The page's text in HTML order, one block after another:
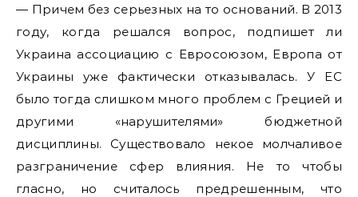
— Причем без серьезных на то оснований. В 2013
году, когда решался вопрос, подпишет ли
Украина ассоциацию с Евросоюзом, Европа от
Украины уже фактически отказывалась. У ЕС
было тогда слишком много проблем с Грецией и
другими «нарушителями» бюджетной
дисциплины. Существовало некое молчаливое
разграничение сфер влияния. Не то чтобы
гласно, но считалось предрешенным, что